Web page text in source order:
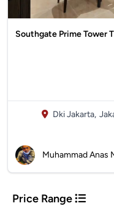
Southgate Prime Tower
Dki Jakarta,
Muhammad Anas
Price Range